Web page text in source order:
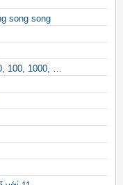
song song
100, 1000, …